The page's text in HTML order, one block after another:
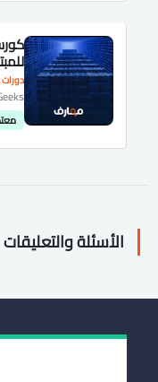
الأسئلة والتعليقات